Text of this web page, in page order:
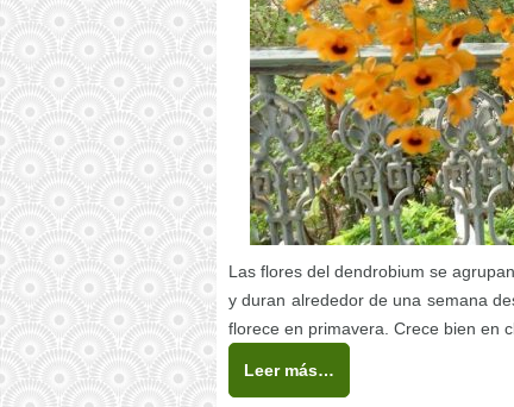
Las flores del dendrobium se
y duran alrededor de una semana
florece en primavera. Crece bien en
Leer más…